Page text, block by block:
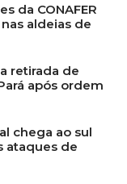
da CONAFER
aldeias de
retirada de
após ordem
chega ao sul
ataques de